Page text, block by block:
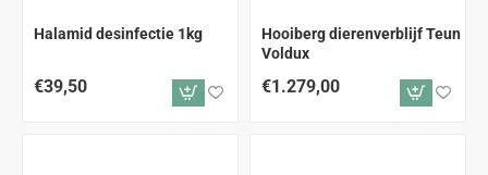
Halamid desinfectie 1kg
€39,50
Hooiberg dierenverblijf Teun
Voldux
€1.279,00